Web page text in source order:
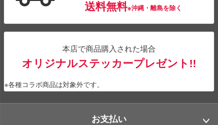
送料無料※沖縄・離島を除く
本店で商品購入された場合
オリジナルステッカープレゼント!!
※各種コラボ商品は対象外です。
お支払い